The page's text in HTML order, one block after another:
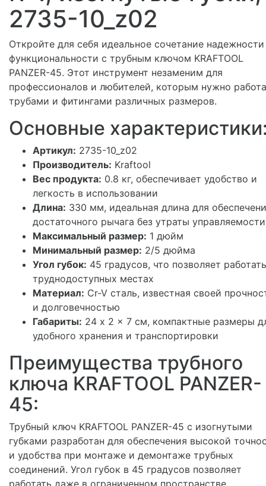
2735-10_z02
Откройте для себя идеальное сочетание
функциональности с трубным ключом KRAFTOOL
PANZER-45. Этот инструмент незаменим для
профессионалов и любителей, которым нужно
трубами и фитингами различных размеров.
Основные
Артикул: 2735-10_z02
Производитель: Kraftool
Вес продукта: 0.8 кг, обеспечивает удобство и
легкость в использовании
Длина: 330 мм, идеальная длина для
достаточного рычага без утраты управляемости
Максимальный размер: 1 дюйм
Минимальный размер: 2/5 дюйма
Угол губок: 45 градусов, что позволяет
труднодоступных местах
Материал: Cr-V сталь, известная своей
и долговечностью
Габариты: 24 x 2 x 7 см, компактные размеры
удобного хранения и транспортировки
Преимущества трубного
ключа KRAFTOOL PANZER-
45:
Трубный ключ KRAFTOOL PANZER-45 с изогнутыми
губками разработан для обеспечения высокой
и удобства при монтаже и демонтаже трубных
соединений. Угол губок в 45 градусов позволяет
работать даже в ограниченном пространстве,